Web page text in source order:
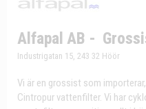
Alfapal AB -
Industrigatan 15, 243 32 Höör
Vi är en grossist som
Cintropur vattenfilter. Vi har